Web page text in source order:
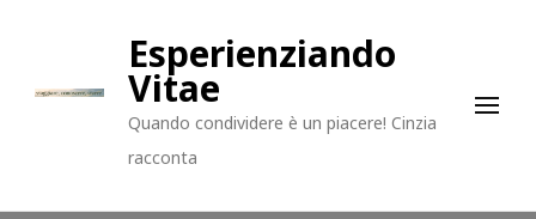
Esperienziando
Vitae
Quando condividere è un piacere! Cinzia
racconta